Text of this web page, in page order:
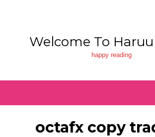
Welcome To
happy reading
octafx copy